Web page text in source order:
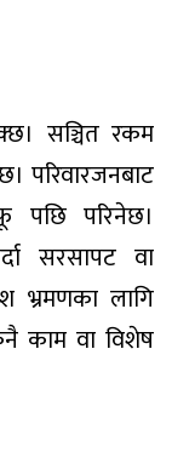
सञ्चित रकम
परिवारजनबाट
पछि परिनेछ।
सरसापट वा
भ्रमणका लागि
काम वा विशेष